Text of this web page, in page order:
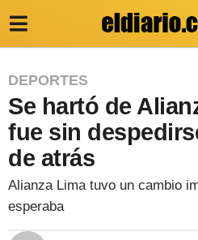
3
a
ñ
o
s
d
DEPORTES
Se hartó de
fue sin
de atrás
Alianza Lima tuvo un cambio
esperaba